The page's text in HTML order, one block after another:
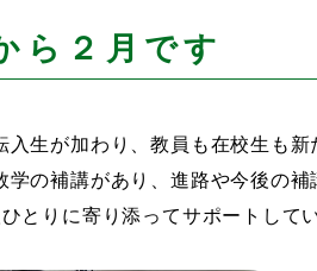
ら２月です
入生が加わり、教員も在校生も新
学の補講があり、進路や今後の
とりに寄り添ってサポートして